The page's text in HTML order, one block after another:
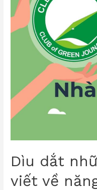
Dìu dắt
viết về